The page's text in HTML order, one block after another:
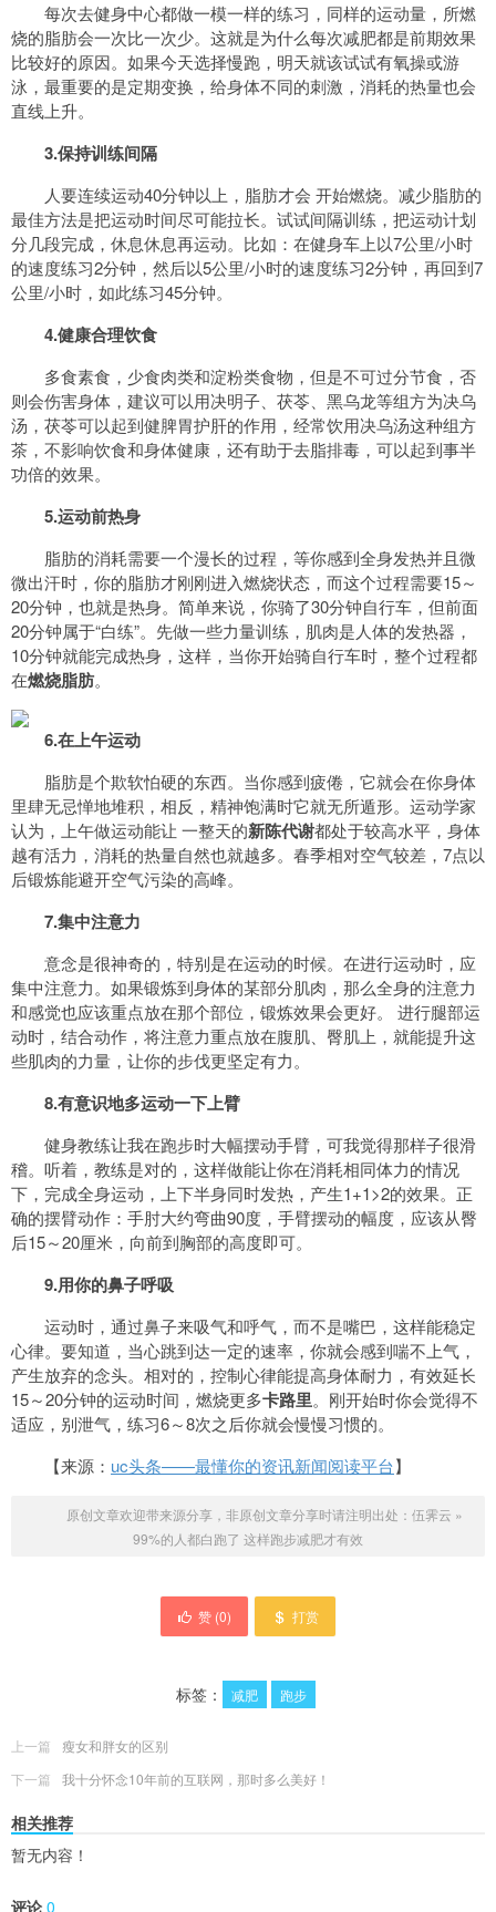
每次去健身中心都做一模一样的练习，同样的运动量，所燃
烧的脂肪会一次比一次少。这就是为什么每次减肥都是前期效果
比较好的原因。如果今天选择慢跑，明天就该试试有氧操或游
泳，最重要的是定期变换，给身体不同的刺激，消耗的热量也会
直线上升。
3.保持训练间隔
人要连续运动40分钟以上，脂肪才会 开始燃烧。减少脂肪的
最佳方法是把运动时间尽可能拉长。试试间隔训练，把运动计划
分几段完成，休息休息再运动。比如：在健身车上以7公里/小时
的速度练习2分钟，然后以5公里/小时的速度练习2分钟，再回到7
公里/小时，如此练习45分钟。
4.健康合理饮食
多食素食，少食肉类和淀粉类食物，但是不可过分节食，否
则会伤害身体，建议可以用决明子、茯苓、黑乌龙等组方为决乌
汤，茯苓可以起到健脾胃护肝的作用，经常饮用决乌汤这种组方
茶，不影响饮食和身体健康，还有助于去脂排毒，可以起到事半
功倍的效果。
5.运动前热身
脂肪的消耗需要一个漫长的过程，等你感到全身发热并且微
微出汗时，你的脂肪才刚刚进入燃烧状态，而这个过程需要15～
20分钟，也就是热身。简单来说，你骑了30分钟自行车，但前面
20分钟属于“白练”。先做一些力量训练，肌肉是人体的发热器，
10分钟就能完成热身，这样，当你开始骑自行车时，整个过程都
在燃烧脂肪。
6.在上午运动
脂肪是个欺软怕硬的东西。当你感到疲倦，它就会在你身体
里肆无忌惮地堆积，相反，精神饱满时它就无所遁形。运动学家
认为，上午做运动能让 一整天的新陈代谢都处于较高水平，身体
越有活力，消耗的热量自然也就越多。春季相对空气较差，7点以
后锻炼能避开空气污染的高峰。
7.集中注意力
意念是很神奇的，特别是在运动的时候。在进行运动时，应
集中注意力。如果锻炼到身体的某部分肌肉，那么全身的注意力
和感觉也应该重点放在那个部位，锻炼效果会更好。 进行腿部运
动时，结合动作，将注意力重点放在腹肌、臀肌上，就能提升这
些肌肉的力量，让你的步伐更坚定有力。
8.有意识地多运动一下上臂
健身教练让我在跑步时大幅摆动手臂，可我觉得那样子很滑
稽。听着，教练是对的，这样做能让你在消耗相同体力的情况
下，完成全身运动，上下半身同时发热，产生1+1>2的效果。正
确的摆臂动作：手肘大约弯曲90度，手臂摆动的幅度，应该从臀
后15～20厘米，向前到胸部的高度即可。
9.用你的鼻子呼吸
运动时，通过鼻子来吸气和呼气，而不是嘴巴，这样能稳定
心律。要知道，当心跳到达一定的速率，你就会感到喘不上气，
产生放弃的念头。相对的，控制心律能提高身体耐力，有效延长
15～20分钟的运动时间，燃烧更多卡路里。刚开始时你会觉得不
适应，别泄气，练习6～8次之后你就会慢慢习惯的。
【来源： uc头条——最懂你的资讯新闻阅读平台】
原创文章欢迎带来源分享，非原创文章分享时请注明出处： 伍霁云 »
99%的人都白跑了 这样跑步减肥才有效
赞 (0) 打赏
标签： 减肥 跑步
上一篇
瘦女和胖女的区别
下一篇
我十分怀念10年前的互联网，那时多么美好！
相关推荐
暂无内容！
评论 0